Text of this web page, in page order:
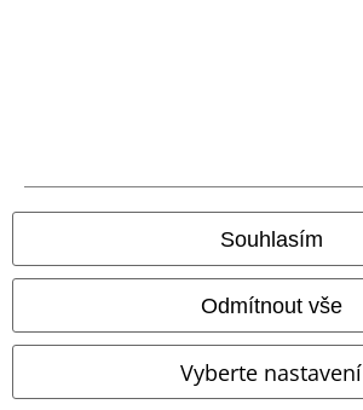
Souhlasím
Odmítnout vše
Vyberte nastavení
Podmínky
Prohlášení
Likvidace odpadu a ochrana životního prostředí